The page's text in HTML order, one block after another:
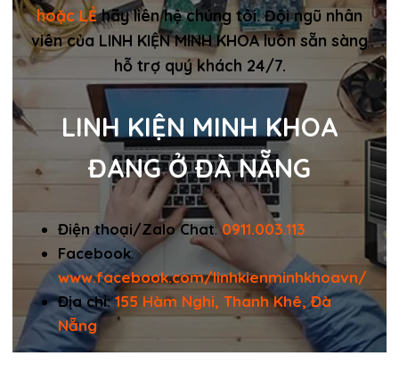
hoặc LẺhãy liên hệ chúng tôi. Đội ngũ nhân
viên của LINH KIỆN MINH KHOA luôn sẵn sàng
hỗ trợ quý khách 24/7.
LINH KIỆN MINH KHOA
ĐANG Ở ĐÀ NẴNG
Điện thoại/Zalo Chat:0911.003.113
Facebook:
www.facebook.com/linhkienminhkhoavn/
Địa chỉ:155 Hàm Nghi, Thanh Khê, Đà
Nẵng